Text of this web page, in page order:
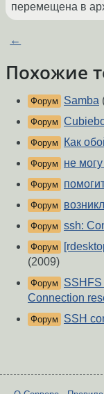
перемещена в
←
Похожие
Форум Samba
Форум
Форум Как
Форум не
Форум
Форум
Форум ssh:
Форум
(2009)
Форум
SSHFS
Connection
Форум SSH